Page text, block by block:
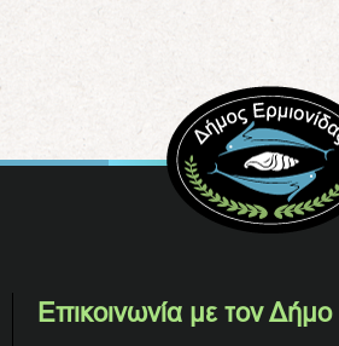
Επικοινωνία με τον Δήμο